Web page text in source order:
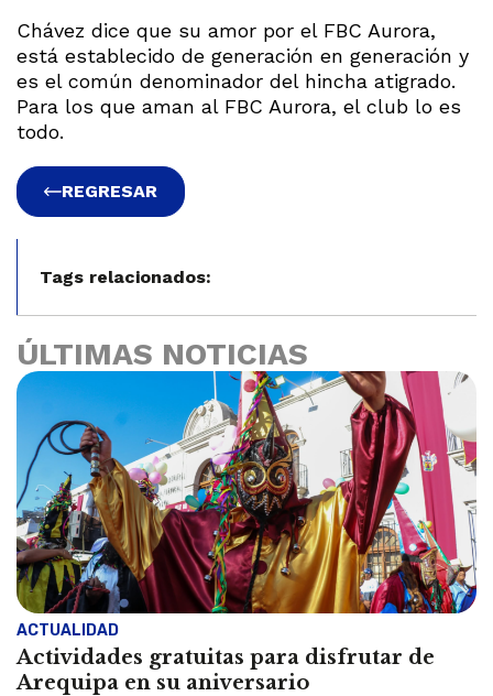
Chávez dice que su amor por el FBC Aurora,
está establecido de generación en generación y
es el común denominador del hincha atigrado.
Para los que aman al FBC Aurora, el club lo es
todo.
REGRESAR
Tags relacionados:
ÚLTIMAS NOTICIAS
ACTUALIDAD
Actividades gratuitas para disfrutar de
Arequipa en su aniversario